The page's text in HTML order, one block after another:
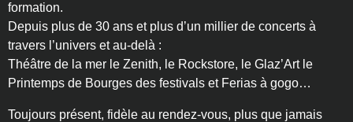
formation.
Depuis plus de 30 ans et plus d’un millier de concerts à
travers l’univers et au-delà :
Théâtre de la mer le Zenith, le Rockstore, le Glaz’Art le
Printemps de Bourges des festivals et Ferias à gogo…
Toujours présent, fidèle au rendez-vous, plus que jamais